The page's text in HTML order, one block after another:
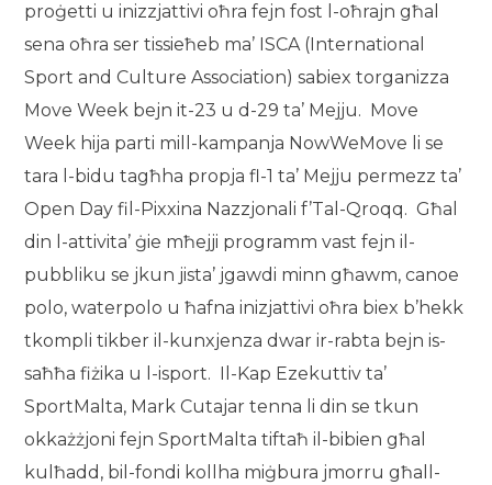
proġetti u inizzjattivi oħra fejn fost l-oħrajn għal
sena oħra ser tissieħeb ma’ ISCA (International
Sport and Culture Association) sabiex torganizza
Move Week bejn it-23 u d-29 ta’ Mejju. Move
Week hija parti mill-kampanja NowWeMove li se
tara l-bidu tagħha propja fl-1 ta’ Mejju permezz ta’
Open Day fil-Pixxina Nazzjonali f’Tal-Qroqq. Għal
din l-attivita’ ġie mħejji programm vast fejn il-
pubbliku se jkun jista’ jgawdi minn għawm, canoe
polo, waterpolo u ħafna inizjattivi oħra biex b’hekk
tkompli tikber il-kunxjenza dwar ir-rabta bejn is-
saħħa fiżika u l-isport. Il-Kap Ezekuttiv ta’
SportMalta, Mark Cutajar tenna li din se tkun
okkażżjoni fejn SportMalta tiftaħ il-bibien għal
kulħadd, bil-fondi kollha miġbura jmorru għall-